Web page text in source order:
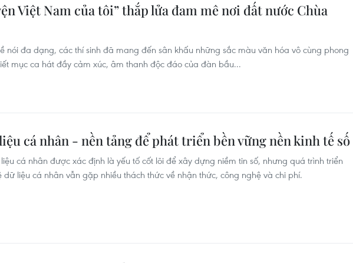
Việt Nam của tôi” thắp lửa đam mê nơi đất nước Chùa
nói đa dạng, các thí sinh đã mang đến sân khấu những sắc màu văn hóa vô cùng phong
mục ca hát đầy cảm xúc, âm thanh độc đáo của đàn bầu...
cá nhân - nền tảng để phát triển bền vững nền kinh tế số
cá nhân được xác định là yếu tố cốt lõi để xây dựng niềm tin số, nhưng quá trình triển
dữ liệu cá nhân vẫn gặp nhiều thách thức về nhận thức, công nghệ và chi phí.